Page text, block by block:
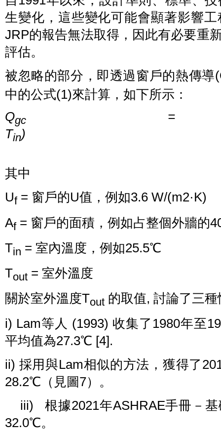
生變化，這些變化可能會顯著影響
JRP的報告無法取得，因此有必要重
評估。
被忽略的部分，即透過窗戶的熱傳導
中的公式(1)來計算，如下所示：
Qgc =
Tin)
其中
Uf= 窗戶的U值，例如3.6 W/(m2·K)
Af= 窗戶的面積，例如占整個外牆的
Tin = 室內溫度，例如25.5℃
Tout = 室外溫度
關於室外溫度Tout 的取值, 討論了三種
i) Lam等人 (1993) 收集了1980年至
平均值為27.3℃ [4].
ii) 採用與Lam相似的方法，獲得了
28.2℃（見圖7）。
iii) 根據2021年ASHRAE手冊－基
32.0℃。